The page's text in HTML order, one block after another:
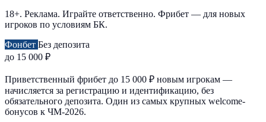
18+. Реклама. Играйте ответственно. Фрибет — для новых
игроков по условиям БК.
Фонбет Без депозита
до 15 000 ₽
Приветственный фрибет до 15 000 ₽ новым игрокам —
начисляется за регистрацию и идентификацию, без
обязательного депозита. Один из самых крупных welcome-
бонусов к ЧМ-2026.